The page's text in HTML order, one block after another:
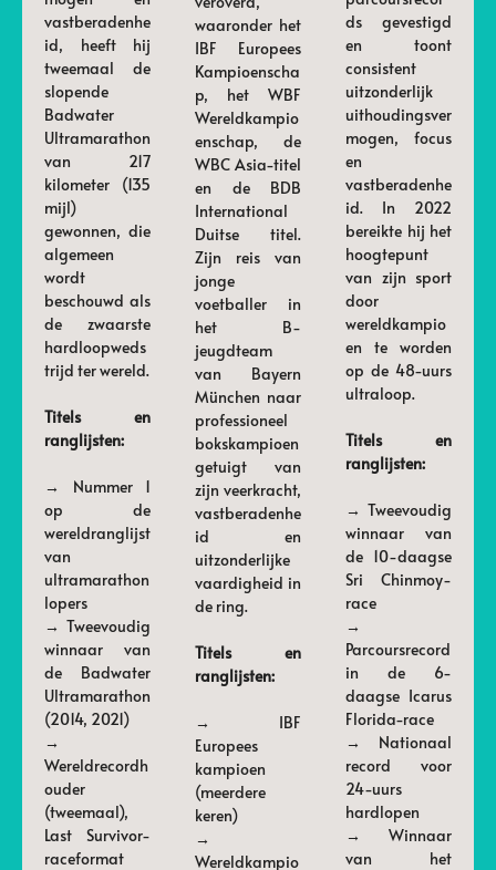
vastberadenhe
id, heeft hij
tweemaal de
slopende
Badwater
Ultramarathon
van 217
kilometer (135
mijl)
gewonnen, die
algemeen
wordt
beschouwd als
de zwaarste
hardloopweds
trijd ter wereld.
Titels en
ranglijsten:
→ Nummer 1
op de
wereldranglijst
van
ultramarathon
lopers
→ Tweevoudig
winnaar van
de Badwater
Ultramarathon
(2014, 2021)
→
Wereldrecordh
ouder
(tweemaal),
Last Survivor-
raceformat
waaronder het
IBF Europees
Kampioenscha
p, het WBF
Wereldkampio
enschap, de
WBC Asia-titel
en de BDB
International
Duitse titel.
Zijn reis van
jonge
voetballer in
het B-
jeugdteam
van Bayern
München naar
professioneel
bokskampioen
getuigt van
zijn veerkracht,
vastberadenhe
id en
uitzonderlijke
vaardigheid in
de ring.
Titels en
ranglijsten:
→ IBF
Europees
kampioen
(meerdere
keren)
→
Wereldkampio
ds gevestigd
en toont
consistent
uitzonderlijk
uithoudingsver
mogen, focus
en
vastberadenhe
id. In 2022
bereikte hij het
hoogtepunt
van zijn sport
door
wereldkampio
en te worden
op de 48-uurs
ultraloop.
Titels en
ranglijsten:
→ Tweevoudig
winnaar van
de 10-daagse
Sri Chinmoy-
race
→
Parcoursrecord
in de 6-
daagse Icarus
Florida-race
→ Nationaal
record voor
24-uurs
hardlopen
→ Winnaar
van het